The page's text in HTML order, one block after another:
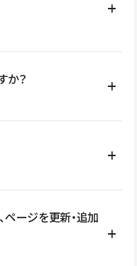
商品紹介サイト、ポートフ
を整理したうえで、
WordPressの場合は、
されるわけではないた
設計、URL・リダイレク
か？
数部門での運用、権限管
の連携など、個別の要件が
利用数の上限、権限
す。詳しくは料金プランペ
ページを更新・追加